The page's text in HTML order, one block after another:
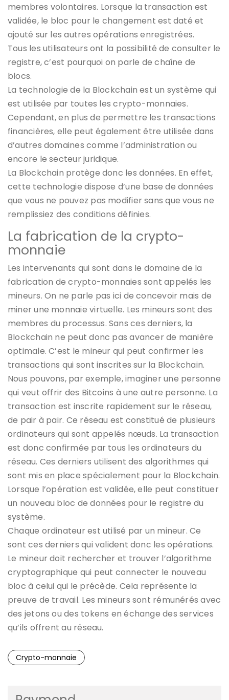
membres volontaires. Lorsque la transaction est
validée, le bloc pour le changement est daté et
ajouté sur les autres opérations enregistrées.
Tous les utilisateurs ont la possibilité de consulter le
registre, c’est pourquoi on parle de chaîne de
blocs.
La technologie de la Blockchain est un système qui
est utilisée par toutes les crypto-monnaies.
Cependant, en plus de permettre les transactions
financières, elle peut également être utilisée dans
d’autres domaines comme l’administration ou
encore le secteur juridique.
La Blockchain protège donc les données. En effet,
cette technologie dispose d’une base de données
que vous ne pouvez pas modifier sans que vous ne
remplissiez des conditions définies.
La fabrication de la crypto-
monnaie
Les intervenants qui sont dans le domaine de la
fabrication de crypto-monnaies sont appelés les
mineurs. On ne parle pas ici de concevoir mais de
miner une monnaie virtuelle. Les mineurs sont des
membres du processus. Sans ces derniers, la
Blockchain ne peut donc pas avancer de manière
optimale. C’est le mineur qui peut confirmer les
transactions qui sont inscrites sur la Blockchain.
Nous pouvons, par exemple, imaginer une personne
qui veut offrir des Bitcoins à une autre personne. La
transaction est inscrite rapidement sur le réseau,
de pair à pair. Ce réseau est constitué de plusieurs
ordinateurs qui sont appelés nœuds. La transaction
est donc confirmée par tous les ordinateurs du
réseau. Ces derniers utilisent des algorithmes qui
sont mis en place spécialement pour la Blockchain.
Lorsque l’opération est validée, elle peut constituer
un nouveau bloc de données pour le registre du
système.
Chaque ordinateur est utilisé par un mineur. Ce
sont ces derniers qui valident donc les opérations.
Le mineur doit rechercher et trouver l’algorithme
cryptographique qui peut connecter le nouveau
bloc à celui qui le précède. Cela représente la
preuve de travail. Les mineurs sont rémunérés avec
des jetons ou des tokens en échange des services
qu’ils offrent au réseau.
Crypto-monnaie